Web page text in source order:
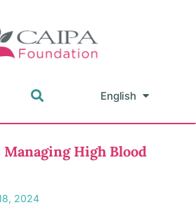
English
中文
Managing High Blood
2024